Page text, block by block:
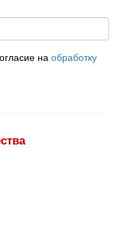
на обработку